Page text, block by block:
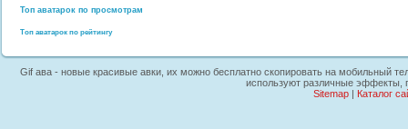
Топ аватарок по просмотрам
Топ аватарок по рейтингу
Gif ава - новые красивые авки, их можно бесплатно скопировать на мобильный
используют различные эффекты,
Sitemap| Каталог